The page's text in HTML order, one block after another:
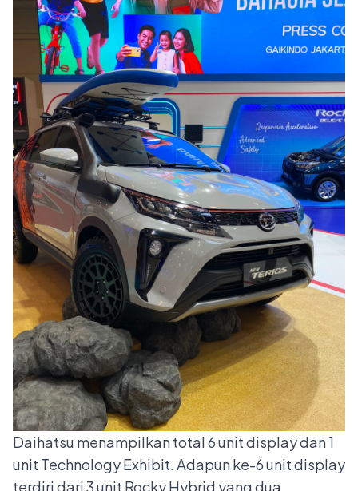
Daihatsu menampilkan total 6 unit display dan 1
unit Technology Exhibit. Adapun ke-6 unit display
terdiri dari 3 unit Rocky Hybrid yang dua